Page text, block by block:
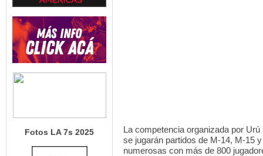
Fotos LA 7s 2025
La competencia organizada por
se jugarán partidos de M-14, M-15
numerosas con más de 800